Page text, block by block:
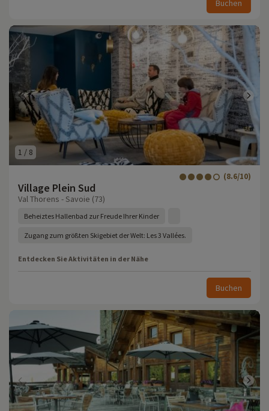
Buchen
1 / 8
Village Plein Sud
(8.6/10)
Val Thorens - Savoie (73)
Beheiztes Hallenbad zur Freude Ihrer Kinder
Zugang zum größten Skigebiet der Welt: Les 3 Vallées.
Entdecken Sie Aktivitäten in der Nähe
Buchen